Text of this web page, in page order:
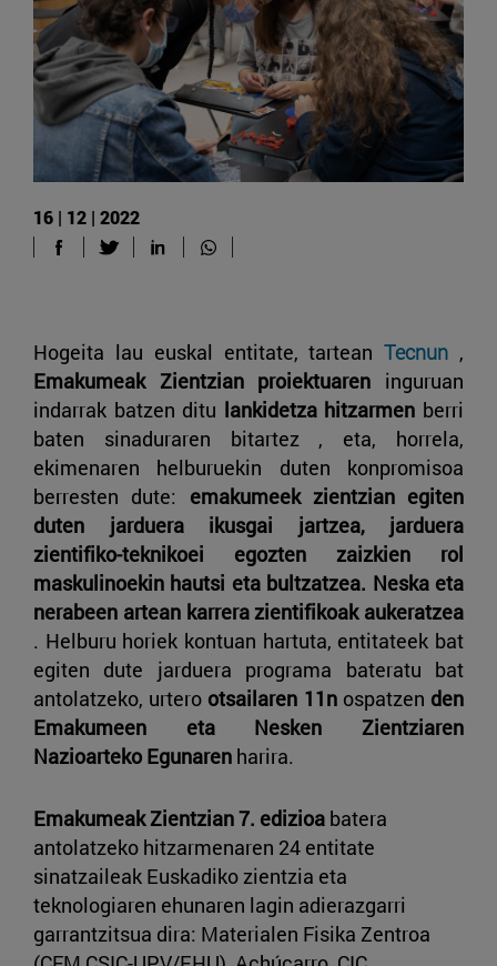
16 | 12 | 2022
Hogeita lau euskal entitate, tarteanTecnun ,
Emakumeak Zientzian proiektuaren inguruan
indarrak batzen ditu lankidetza hitzarmen berri
baten sinaduraren bitartez , eta, horrela,
ekimenaren helburuekin duten konpromisoa
berresten dute: emakumeek zientzian egiten
duten jarduera ikusgai jartzea, jarduera
zientifiko-teknikoei egozten zaizkien rol
maskulinoekin hautsi eta bultzatzea. Neska eta
nerabeen artean karrera zientifikoak aukeratzea
. Helburu horiek kontuan hartuta, entitateek bat
egiten dute jarduera programa bateratu bat
antolatzeko, urtero otsailaren 11nospatzen den
Emakumeen eta Nesken Zientziaren
Nazioarteko Egunaren harira.
Emakumeak Zientzian 7. edizioa batera
antolatzeko hitzarmenaren 24 entitate
sinatzaileak Euskadiko zientzia eta
teknologiaren ehunaren lagin adierazgarri
garrantzitsua dira: Materialen Fisika Zentroa